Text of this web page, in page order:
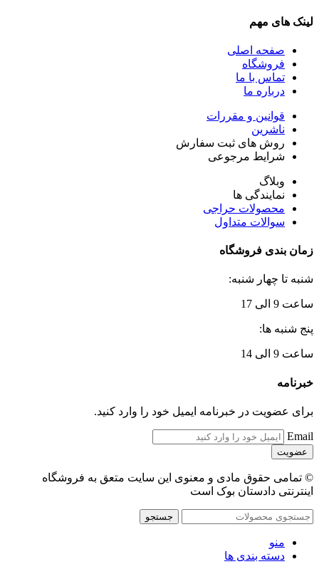
لینک های مهم
صفحه اصلی
فروشگاه
تماس با ما
درباره ما
قوانین و مقررات
ناشرین
روش های ثبت سفارش
شرایط مرجوعی
وبلاگ
نمایندگی ها
محصولات حراجی
سوالات متداول
زمان بندی فروشگاه
شنبه تا چهار شنبه:
ساعت 9 الی 17
پنج شنبه ها:
ساعت 9 الی 14
خبرنامه
برای عضویت در خبرنامه ایمیل خود را وارد کنید.
Email
© تمامی حقوق مادی و معنوی این سایت متعق به فروشگاه
اینترنتی دادستان بوک است
جستجو
منو
دسته بندی ها